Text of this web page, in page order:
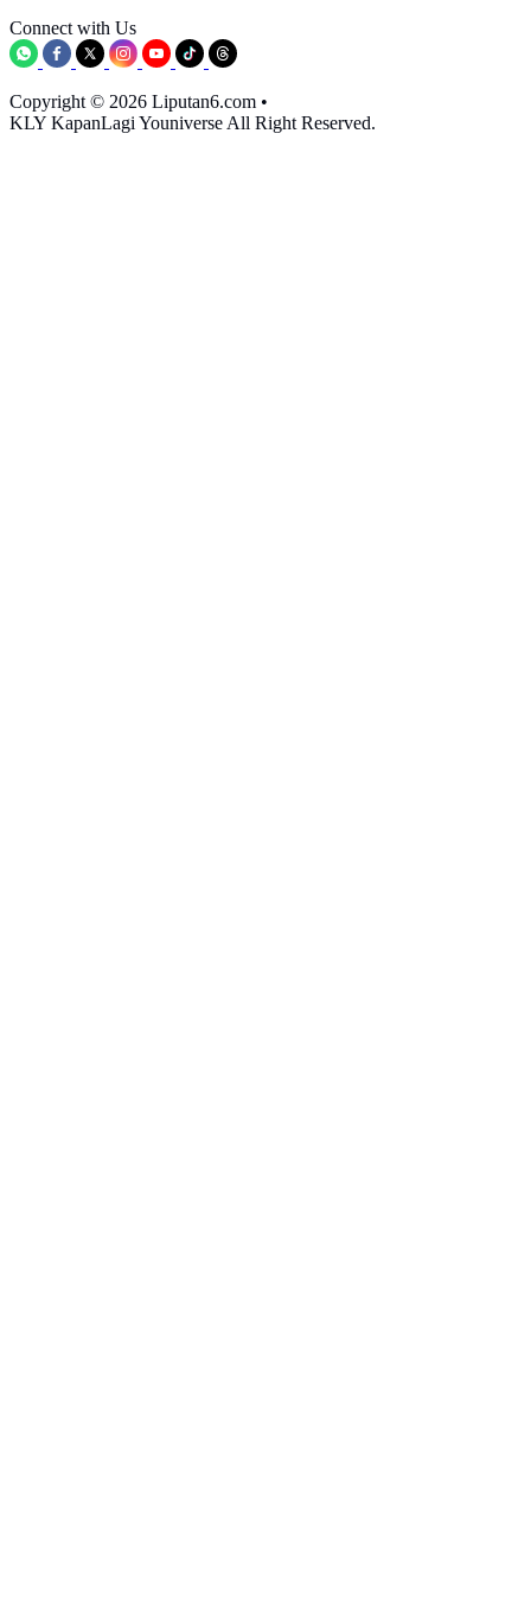
Connect with Us
Copyright © 2026 Liputan6.com •
KLY KapanLagi Youniverse All Right Reserved.